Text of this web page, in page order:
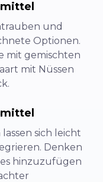
und
Optionen.
mit gemischten
mit Nüssen
sich leicht
Denken
hinzuzufügen